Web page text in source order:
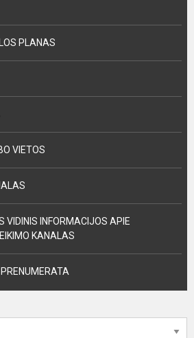
PLANAS
VIETOS
VIDINIS INFORMACIJOS APIE
KANALAS